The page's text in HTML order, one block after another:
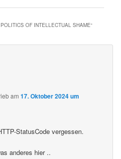
OF INTELLECTUAL SHAME“
am17. Oktober 2024 um
StatusCode vergessen.
anderes hier ..